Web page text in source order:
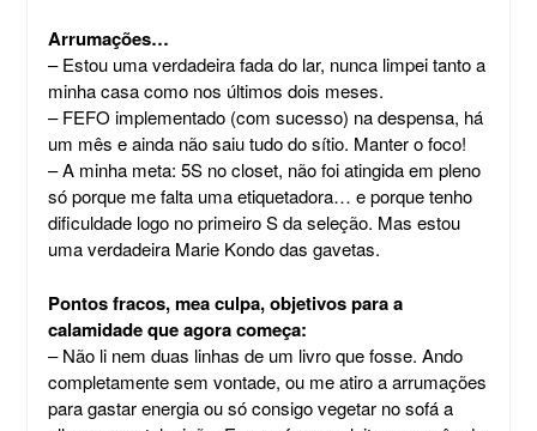
Arrumações…
– Estou uma verdadeira fada do lar, nunca limpei tanto a
minha casa como nos últimos dois meses.
– FEFO implementado (com sucesso) na despensa, há
um mês e ainda não saiu tudo do sítio. Manter o foco!
– A minha meta: 5S no closet, não foi atingida em pleno
só porque me falta uma etiquetadora… e porque tenho
dificuldade logo no primeiro S da seleção. Mas estou
uma verdadeira Marie Kondo das gavetas.
Pontos fracos, mea culpa, objetivos para a
calamidade que agora começa:
– Não li nem duas linhas de um livro que fosse. Ando
completamente sem vontade, ou me atiro a arrumações
para gastar energia ou só consigo vegetar no sofá a